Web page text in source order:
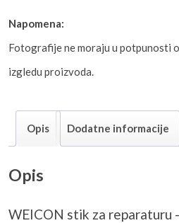
Napomena:
Fotografije ne moraju u potpunosti
izgledu proizvoda.
Opis Dodatne informacije
Opis
WEICON stik za reparaturu